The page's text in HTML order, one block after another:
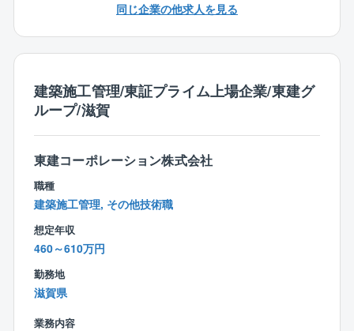
●協力業者（約3,000社）とのリレーション構築
業務（志向に応じて）
～ここが経験者にとってのチャンス～
■管理職へのスピード昇進
供給数日本一を目指しエリアを急拡大しているため、
ポストが次々と誕生しています。
現場経験を活かし、チームのマネジメントや組織運営
に携わりたい方を歓迎します。
■業務改善にコミットできる
施工現場のDX化や工程の見直しなど、現場目線での改
善提案を歓迎する文化です。
あなたの知見が、日本一を目指す企業のスタンダード
になります。
～経験者が「KEIAI」を選ぶ理由～
同じ企業の他求人を見る
建築施工管理/東証プライム上場企業/東建グ
ループ/滋賀
東建コーポレーション株式会社
職種
建築施工管理, その他技術職
想定年収
460～610万円
勤務地
滋賀県
業務内容